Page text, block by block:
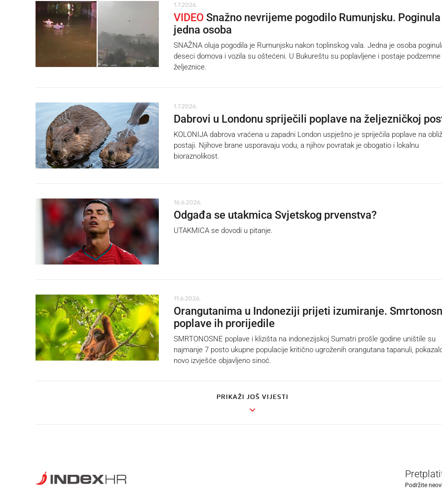
1.7.2026.
VIDEO Snažno nevrijeme pogodilo Rumunjsku. Poginula
jedna osoba
SNAŽNA oluja pogodila je Rumunjsku nakon toplinskog vala. Jedna je osoba
deseci domova i vozila su oštećeni. U Bukureštu su poplavljene i postaje podzemne
željeznice.
1.7.2026.
Dabrovi u Londonu spriječili poplave na željezničkoj
KOLONIJA dabrova vraćena u zapadni London uspješno je spriječila poplave na
postaji. Njihove brane usporavaju vodu, a njihov povratak je obogatio i lokalnu
bioraznolikost.
16.6.2026.
Odgađa se utakmica Svjetskog prvenstva?
UTAKMICA se dovodi u pitanje.
11.6.2026.
Orangutanima u Indoneziji prijeti izumiranje.
poplave ih prorijedile
SMRTONOSNE poplave i klizišta na indonezijskoj Sumatri prošle godine uništile su
najmanje 7 posto ukupne populacije kritično ugroženih orangutana tapanuli,
novo izvješće objavljeno sinoć.
PRIKAŽI JOŠ VIJESTI
Podržite